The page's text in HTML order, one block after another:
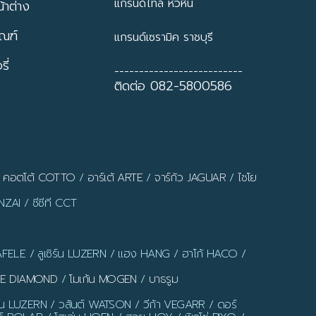
ต่าง
ฑ์
แกรนด์ไทล์ หัวหิน
แกรนด์เซรามิค ราชบุรี
--------------------------
ติดต่อ 082-5800586
คอตโต้ COTTO / อาร์เต้ ARTE/จาร์กัว JAGUAR/ไชโย
/ ซีซีที CCT
/ ลูเซิร์น LUZERN / แฮง HANG / ฮาโก้ HACO /
DIAMOND /โมเก้น MOGEN / บาธรูม
LUZERN / วสันต์ WATSON / วีก้า VEGARR / ดอร์